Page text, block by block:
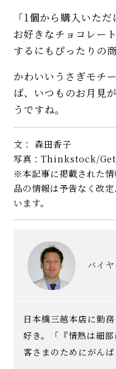
「1個から購入いた
お好きなチョコレー
するにもぴったりの商
かわいいうさぎモチ
ば、いつものお月見
うですね。
文： 森田香子
写真：Thinkstock/
※本記事に掲載された
品の情報は予告なく改
います。
バイ
日本橋三越本店に勤
好き。「『情熱は細
客さまのためにがんば